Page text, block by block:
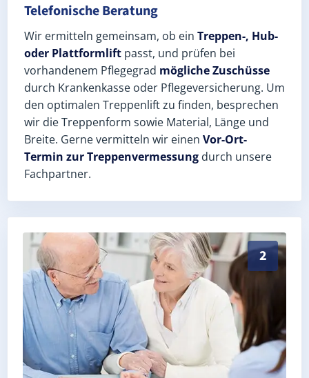
Telefonische Beratung
Wir ermitteln gemeinsam, ob ein Treppen-, Hub-
oder Plattformlift passt, und prüfen bei
vorhandenem Pflegegrad mögliche Zuschüsse
durch Krankenkasse oder Pflegeversicherung. Um
den optimalen Treppenlift zu finden, besprechen
wir die Treppenform sowie Material, Länge und
Breite. Gerne vermitteln wir einen Vor-Ort-
Termin zur Treppenvermessung durch unsere
Fachpartner.
2
Exaktes Aufmaß in Freienorla (Saale-Holzland-